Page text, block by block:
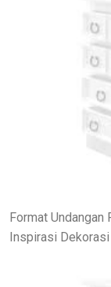
Format Undangan
Inspirasi Dekorasi